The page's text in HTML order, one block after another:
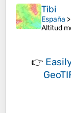
Tibi
España >
Altitud
👉